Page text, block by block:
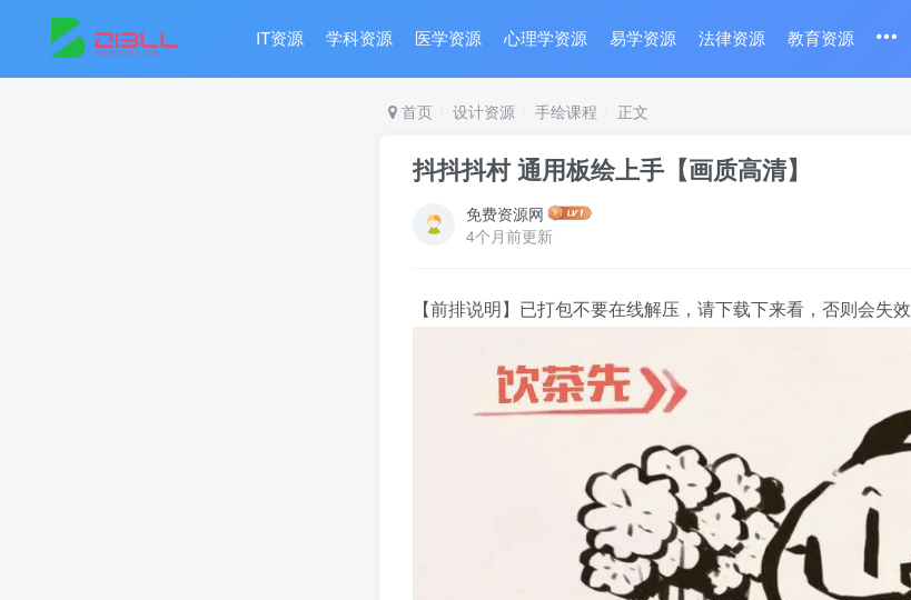
IT资源 学科资源 医学资源 心理学资源 易学资源 法律资源 教育资源
首页 设计资源 手绘课程 正文
抖抖抖村 通用板绘上手【画质高清】
免费资源网
4个月前更新
【前排说明】已打包不要在线解压，请下载下来看，否则会失效